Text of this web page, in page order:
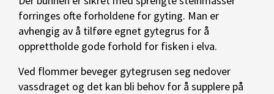
forringes ofte forholdene for gyting. Man er
avhengig av å tilføre egnet gytegrus for å
opprettholde gode forhold for fisken i elva.
Ved flommer beveger gytegrusen seg nedover
vassdraget og det kan bli behov for å supplere på